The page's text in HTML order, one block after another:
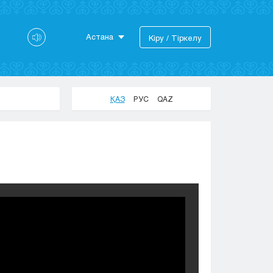
Астана
Актобе
Костанай
Кіру / Тіркелу
ҚАЗ РУС QAZ